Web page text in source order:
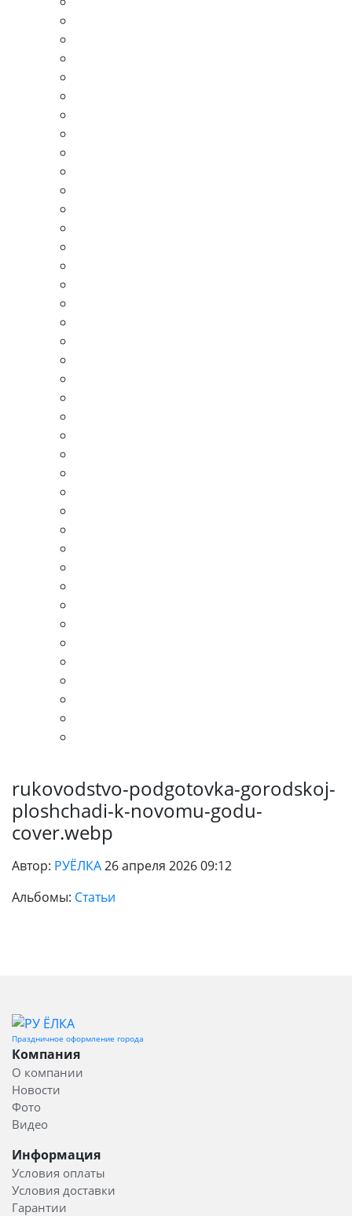
rukovodstvo-podgotovka-gorodskoj-
ploshchadi-k-novomu-godu-
cover.webp
Автор: РУЁЛКА26 апреля 2026 09:12
Альбомы: Статьи
Праздничное оформление города
Компания
О компании
Новости
Фото
Видео
Информация
Условия оплаты
Условия доставки
Гарантии